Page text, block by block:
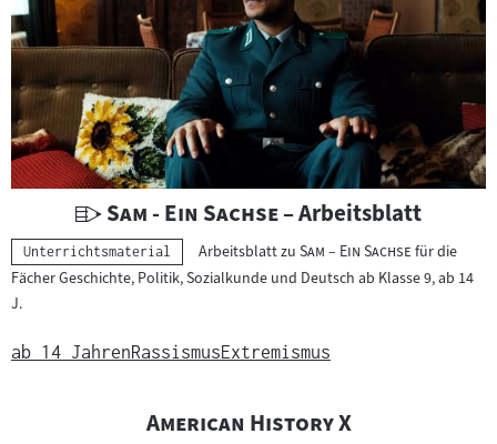
h
e
g
b
n
s
s
e
U
n
t
r
"
Sam - Ein Sachse"– Arbeitsblatt
Kategorie:
Unterrichtsmaterial Arbeitsblatt zu "
Sam – Ein Sachse "für die
Fächer Geschichte, Politik, Sozialkunde und Deutsch ab Klasse 9, ab 14
J.
ab 14 JahrenRassismusExtremismus
"
American History X"